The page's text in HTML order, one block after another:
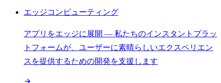
エッジコンピューティング
アプリをエッジに展開 — 私たちのインスタントプラッ
トフォームが、ユーザーに素晴らしいエクスペリエン
スを提供するための開発を支援します